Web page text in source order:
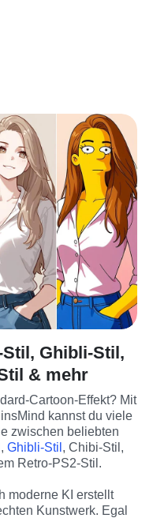
Ghibli-Stil,
& mehr
Cartoon-Effekt? Mit
kannst du viele
zwischen beliebten
, Ghibli-Stil , Chibi-Stil,
Retro-PS2-Stil.
moderne KI erstellt
Kunstwerk. Egal